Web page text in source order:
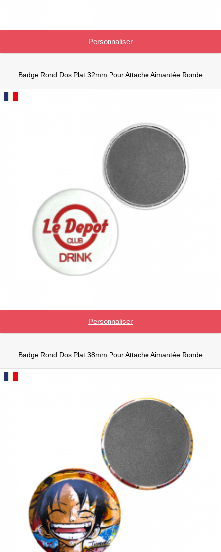
Personnaliser
Badge Rond Dos Plat 32mm Pour Attache Aimantée Ronde
Personnaliser
Badge Rond Dos Plat 38mm Pour Attache Aimantée Ronde